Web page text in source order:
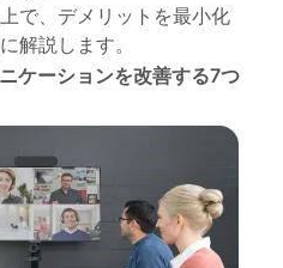
で、デメリットを最小化
解説します。
ケーションを改善する7つ